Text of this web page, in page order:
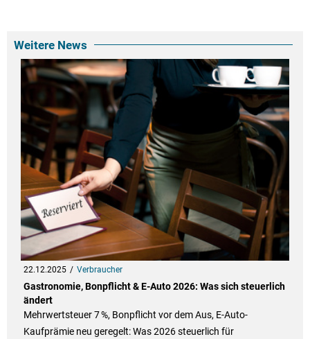
Weitere News
22.12.2025 Verbraucher
Gastronomie, Bonpflicht & E-Auto 2026: Was sich steuerlich
ändert
Mehrwertsteuer 7 %, Bonpflicht vor dem Aus, E-Auto-
Kaufprämie neu geregelt: Was 2026 steuerlich für